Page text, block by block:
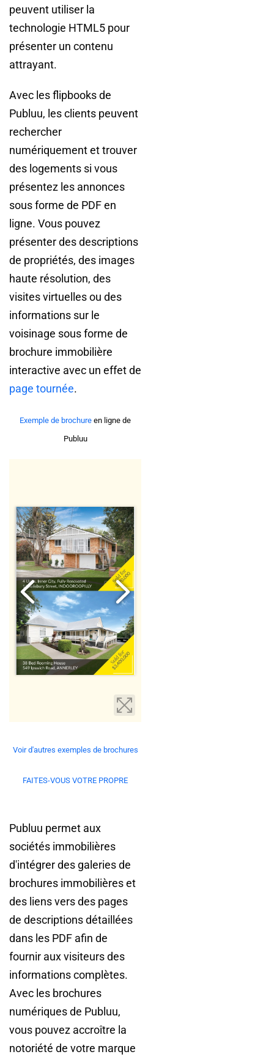
peuvent utiliser la
technologie HTML5 pour
présenter un contenu
attrayant.
Avec les flipbooks de
Publuu, les clients peuvent
rechercher
numériquement et trouver
des logements si vous
présentez les annonces
sous forme de PDF en
ligne. Vous pouvez
présenter des descriptions
de propriétés, des images
haute résolution, des
visites virtuelles ou des
informations sur le
voisinage sous forme de
brochure immobilière
interactive avec un effet de
page tournée.
Exemple de brochure en ligne de
Publuu
Voir d'autres exemples de brochures
FAITES-VOUS VOTRE PROPRE
Publuu permet aux
sociétés immobilières
d'intégrer des galeries de
brochures immobilières et
des liens vers des pages
de descriptions détaillées
dans les PDF afin de
fournir aux visiteurs des
informations complètes.
Avec les brochures
numériques de Publuu,
vous pouvez accroître la
notoriété de votre marque